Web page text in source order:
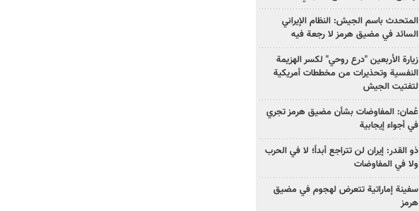
المتحدث باسم الجيش: النظام الإيراني
السائد في مضيق هرمز لا رجعة فيه
زيارة الأربعين "درع روحي" لكسر الهزيمة
النفسية وتحذيرات من مخططات أمريكية
لتفتيت الجيش
عُمان: المفاوضات بشأن مضيق هرمز تجري
في أجواء إيجابية
ذو القدر: إيران لن تتراجع أبداً؛ لا في الحرب
ولا في المفاوضات
سفينة إماراتية تتعرض لهجوم في مضيق
هرمز